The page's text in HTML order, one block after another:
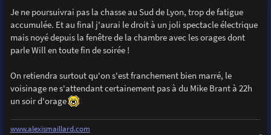
Je ne poursuivrai pas la chasse au Sud de Lyon, trop de fatigue
accumulée. Et au final j'aurai le droit à un joli spectacle électrique
mais noyé depuis la fenêtre de la chambre avec les orages dont
parle Will en toute fin de soirée !
On retiendra surtout qu'on s'est franchement bien marré, le
voisinage ne s'attendant certainement pas à du Mike Brant à 22h
un soir d'orage
www.alexismaillard.com